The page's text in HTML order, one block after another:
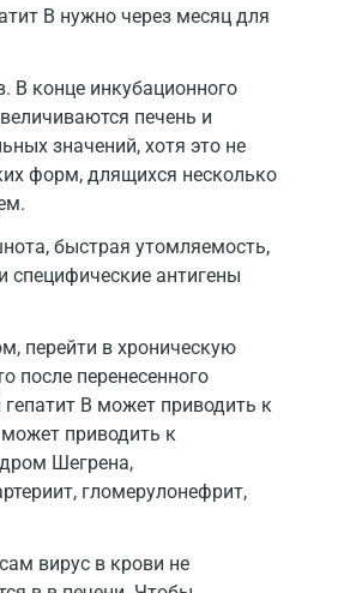
B нужно через месяц для
В конце инкубационного
печень и
значений, хотя это не
форм, длящихся несколько
быстрая утомляемость,
специфические антигены
перейти в хроническую
после перенесенного
В может приводить к
приводить к
Шегрена,
гломерулонефрит,
вирус в крови не